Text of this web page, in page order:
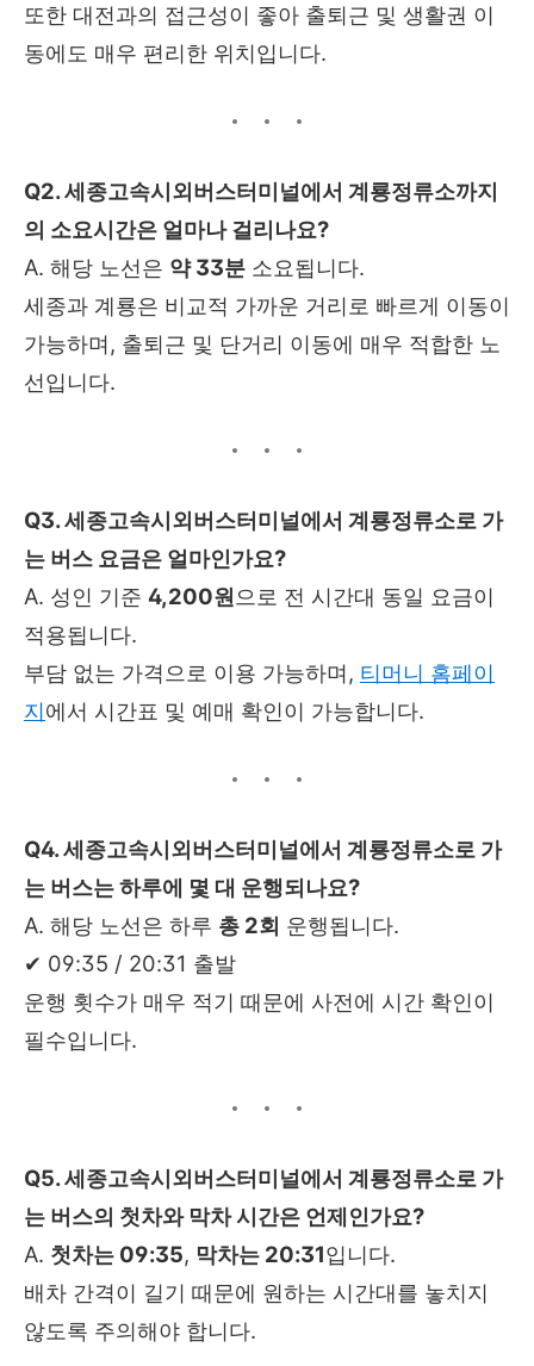
또한 대전과의 접근성이 좋아 출퇴근 및 생활권 이
동에도 매우 편리한 위치입니다.
Q2. 세종고속시외버스터미널에서 계룡정류소까지
의 소요시간은 얼마나 걸리나요?
A. 해당 노선은 약 33분 소요됩니다.
세종과 계룡은 비교적 가까운 거리로 빠르게 이동이
가능하며, 출퇴근 및 단거리 이동에 매우 적합한 노
선입니다.
Q3. 세종고속시외버스터미널에서 계룡정류소로 가
는 버스 요금은 얼마인가요?
A. 성인 기준 4,200원 으로 전 시간대 동일 요금이
적용됩니다.
부담 없는 가격으로 이용 가능하며, 티머니 홈페이
지에서 시간표 및 예매 확인이 가능합니다.
Q4. 세종고속시외버스터미널에서 계룡정류소로 가
는 버스는 하루에 몇 대 운행되나요?
A. 해당 노선은 하루 총 2회 운행됩니다.
✔ 09:35 / 20:31 출발
운행 횟수가 매우 적기 때문에 사전에 시간 확인이
필수입니다.
Q5. 세종고속시외버스터미널에서 계룡정류소로 가
는 버스의 첫차와 막차 시간은 언제인가요?
A. 첫차는 09:35, 막차는 20:31입니다.
배차 간격이 길기 때문에 원하는 시간대를 놓치지
않도록 주의해야 합니다.